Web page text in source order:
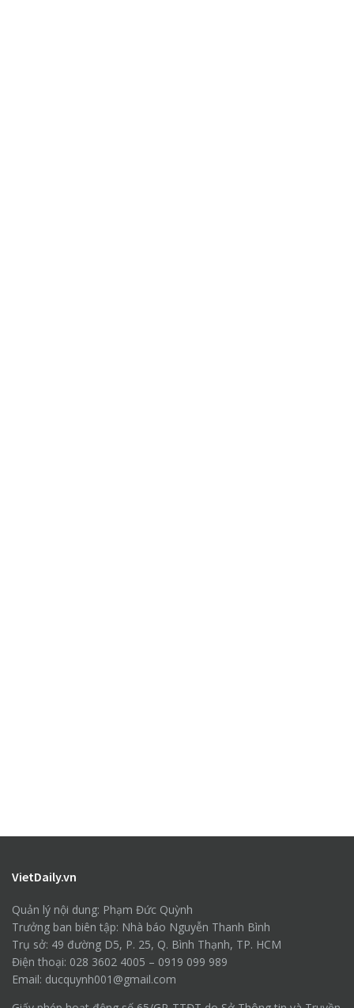
VietDaily.vn
Quản lý nội dung: Phạm Đức Quỳnh
Trưởng ban biên tập: Nhà báo Nguyễn Thanh Bình
Trụ sở: 49 đường D5, P. 25, Q. Bình Thạnh, TP. HCM
Điện thoại: 028 3602 4005 – 0919 099 989
Email: ducquynh001@gmail.com